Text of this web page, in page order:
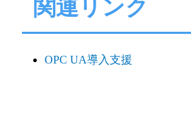
関連リンク
OPC UA導入支援